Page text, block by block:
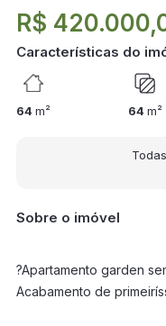
R$
Características do
64 m² 64m²
Sobre o imóvel
?Apartamento garden
Acabamento de